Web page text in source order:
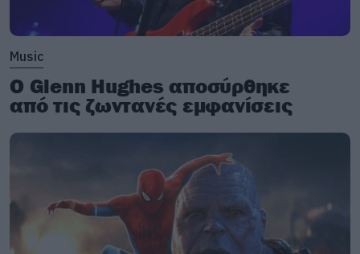
Music
Ο Glenn Hughes αποσύρθηκε
από τις ζωντανές εμφανίσεις